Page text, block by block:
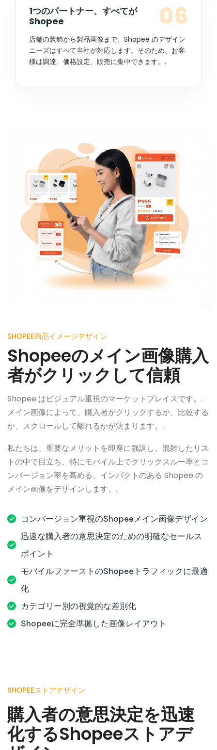
1つのパートナー、すべてが
Shopee
06
店舗の装飾から製品画像まで、Shopee のデザイン
ニーズはすべて当社が対応します。そのため、お客
様は調達、価格設定、販売に集中できます。.
SHOPEE商品イメージデザイン
Shopeeのメイン画像購入
者がクリックして信頼
Shopee はビジュアル重視のマーケットプレイスです。.
メイン画像によって、購入者がクリックするか、比較する
か、スクロールして離れるかが決まります。.
私たちは、重要なメリットを即座に強調し、混雑したリス
トの中で目立ち、特にモバイル上でクリックスルー率とコ
ンバージョン率を高める、インパクトのある Shopee の
メイン画像をデザインします。.
コンバージョン重視のShopeeメイン画像デザイン
迅速な購入者の意思決定のための明確なセールス
ポイント
モバイルファーストのShopeeトラフィックに最適
化
カテゴリー別の視覚的な差別化
Shopeeに完全準拠した画像レイアウト
SHOPEEストアデザイン
購入者の意思決定を迅速
化するShopeeストアデ